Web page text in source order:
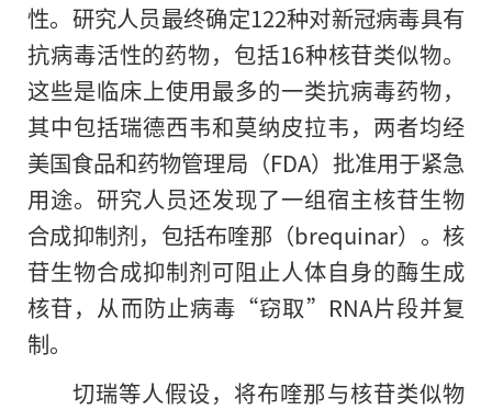
性。研究人员最终确定122种对新冠病毒具有
抗病毒活性的药物，包括16种核苷类似物。
这些是临床上使用最多的一类抗病毒药物，
其中包括瑞德西韦和莫纳皮拉韦，两者均经
美国食品和药物管理局（FDA）批准用于紧急
用途。研究人员还发现了一组宿主核苷生物
合成抑制剂，包括布喹那（brequinar）。核
苷生物合成抑制剂可阻止人体自身的酶生成
核苷，从而防止病毒“窃取”RNA片段并复
制。
切瑞等人假设，将布喹那与核苷类似物